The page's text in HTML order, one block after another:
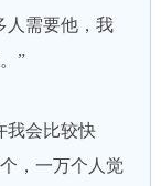
需要他，我
”
会比较快
，一万个人觉